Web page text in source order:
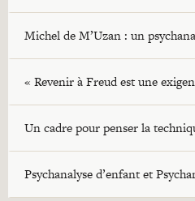
Michel de M’Uzan : un
« Revenir à Freud est une
Un cadre pour penser la
Psychanalyse d’enfant et